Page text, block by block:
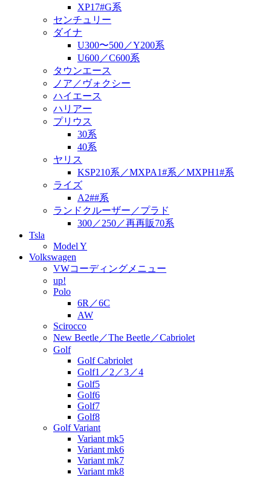
XP17#G系
センチュリー
ダイナ
U300〜500／Y200系
U600／C600系
タウンエース
ノア／ヴォクシー
ハイエース
ハリアー
プリウス
30系
40系
ヤリス
KSP210系／MXPA1#系／MXPH1#系
ライズ
A2##系
ランドクルーザー／プラド
300／250／再再販70系
Tsla
Model Y
Volkswagen
VWコーディングメニュー
up!
Polo
6R／6C
AW
Scirocco
New Beetle／The Beetle／Cabriolet
Golf
Golf Cabriolet
Golf1／2／3／4
Golf5
Golf6
Golf7
Golf8
Golf Variant
Variant mk5
Variant mk6
Variant mk7
Variant mk8